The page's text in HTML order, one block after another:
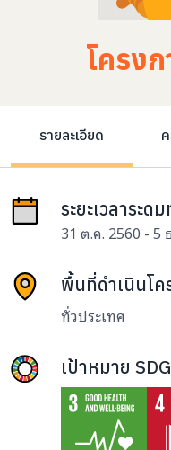
โครง
รายละเอียด
ระยะเวลาระด
31 ต.ค. 2560 - 5
พื้นที่ดำเนินโค
ทั่วประเทศ
เป้าหมาย